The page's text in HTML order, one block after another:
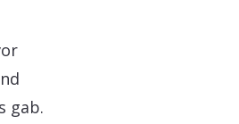
gab.